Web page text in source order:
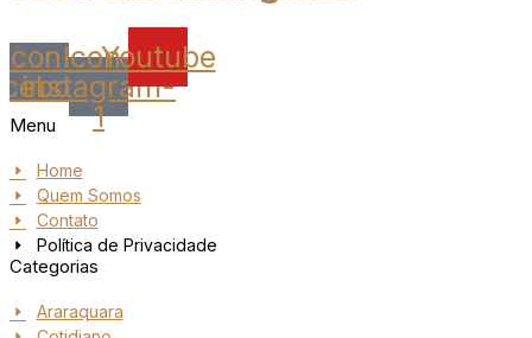
Icon-Icon-
instagram-
1
Youtube
Menu
Home
Quem Somos
Contato
Política de Privacidade
Categorias
Araraquara